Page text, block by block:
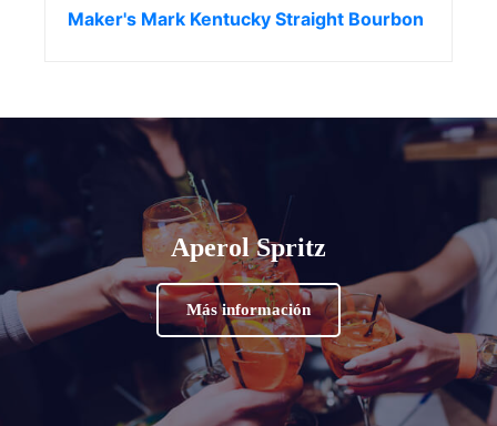
Maker's Mark Kentucky Straight Bourbon
Aperol Spritz
Más información